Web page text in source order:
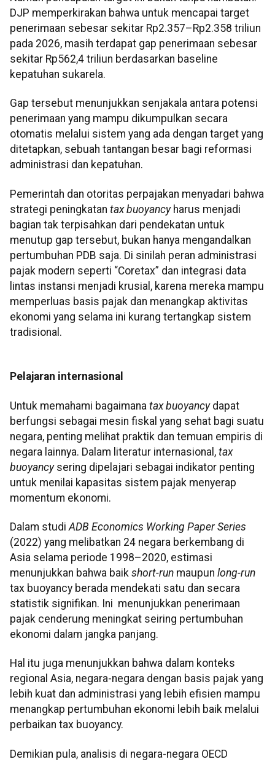
DJP memperkirakan bahwa untuk mencapai target
penerimaan sebesar sekitar Rp2.357–Rp2.358 triliun
pada 2026, masih terdapat gap penerimaan sebesar
sekitar Rp562,4 triliun berdasarkan baseline
kepatuhan sukarela.
Gap tersebut menunjukkan senjakala antara potensi
penerimaan yang mampu dikumpulkan secara
otomatis melalui sistem yang ada dengan target yang
ditetapkan, sebuah tantangan besar bagi reformasi
administrasi dan kepatuhan.
Pemerintah dan otoritas perpajakan menyadari bahwa
strategi peningkatan taxbuoyancyharus menjadi
bagian tak terpisahkan dari pendekatan untuk
menutup gap tersebut, bukan hanya mengandalkan
pertumbuhan PDB saja. Di sinilah peran administrasi
pajak modern seperti “Coretax” dan integrasi data
lintas instansi menjadi krusial, karena mereka mampu
memperluas basis pajak dan menangkap aktivitas
ekonomi yang selama ini kurang tertangkap sistem
tradisional.
Pelajaran internasional
Untuk memahami bagaimana tax buoyancydapat
berfungsi sebagai mesin fiskal yang sehat bagi suatu
negara, penting melihat praktik dan temuan empiris di
negara lainnya. Dalam literatur internasional, tax
buoyancysering dipelajari sebagai indikator penting
untuk menilai kapasitas sistem pajak menyerap
momentum ekonomi.
Dalam studi ADB Economics Working Paper Series
(2022) yang melibatkan 24 negara berkembang di
Asia selama periode 1998–2020, estimasi
menunjukkan bahwa baik short-run maupun long-run
tax buoyancy berada mendekati satu dan secara
statistik signifikan. Ini menunjukkan penerimaan
pajak cenderung meningkat seiring pertumbuhan
ekonomi dalam jangka panjang.
Hal itu juga menunjukkan bahwa dalam konteks
regional Asia, negara-negara dengan basis pajak yang
lebih kuat dan administrasi yang lebih efisien mampu
menangkap pertumbuhan ekonomi lebih baik melalui
perbaikan tax buoyancy.
Demikian pula, analisis di negara-negara OECD